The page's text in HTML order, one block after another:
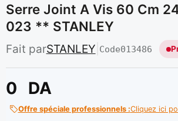
Serre Joint A Vis 60 Cm
023 ** STANLEY
Fait parSTANLEY Code013486
0 DA
Offre spéciale professionnels :Cliquez ici